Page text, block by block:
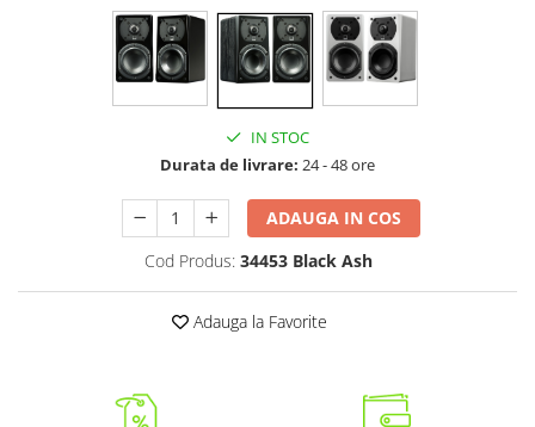
IN STOC
Durata de livrare: 24 - 48 ore
ADAUGA IN COS
Cod Produs: 34453 Black Ash
Adauga la Favorite